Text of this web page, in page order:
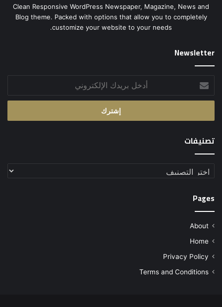
Clean Responsive WordPress Newspaper, Magazine, News and
Blog theme. Packed with options that allow you to completely
customize your website to your needs.
Newsletter
بريدك
الإلكتروني
تصنيفات
تصنيفات
Pages
About
Home
Privacy Policy
Terms and Conditions